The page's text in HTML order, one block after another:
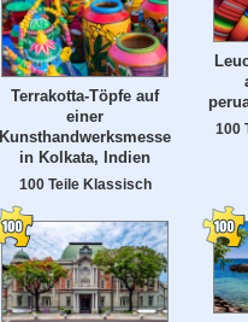
Terrakotta-Töpfe auf
einer
Kunsthandwerksmesse
in Kolkata, Indien
100 Teile Klassisch
100